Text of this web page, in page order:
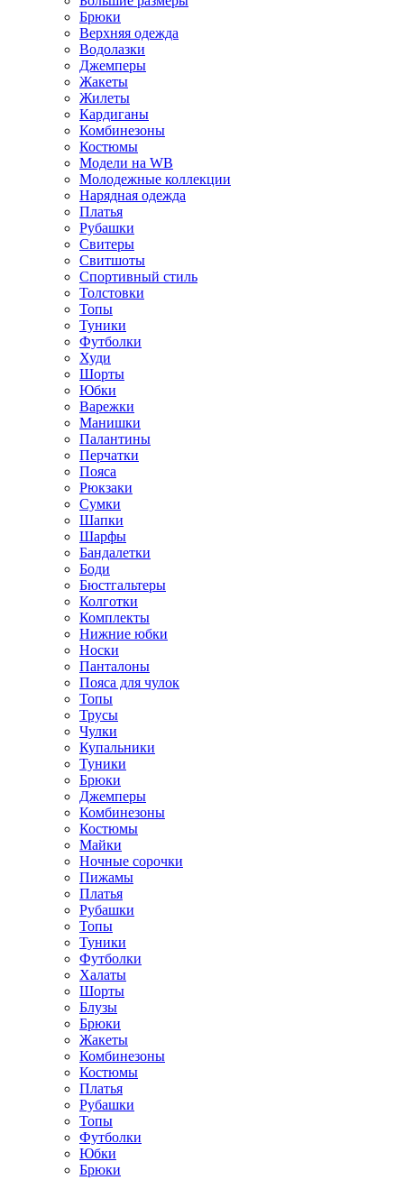
Брюки
Верхняя одежда
Водолазки
Джемперы
Жакеты
Жилеты
Кардиганы
Комбинезоны
Костюмы
Модели на WB
Молодежные коллекции
Нарядная одежда
Платья
Рубашки
Свитеры
Свитшоты
Спортивный стиль
Толстовки
Топы
Туники
Футболки
Худи
Шорты
Юбки
Варежки
Манишки
Палантины
Перчатки
Пояса
Рюкзаки
Сумки
Шапки
Шарфы
Бандалетки
Боди
Бюстгальтеры
Колготки
Комплекты
Нижние юбки
Носки
Панталоны
Поясa для чулок
Топы
Трусы
Чулки
Купальники
Туники
Брюки
Джемперы
Комбинезоны
Костюмы
Майки
Ночные сорочки
Пижамы
Платья
Рубашки
Топы
Туники
Футболки
Халаты
Шорты
Блузы
Брюки
Жакеты
Комбинезоны
Костюмы
Платья
Рубашки
Топы
Футболки
Юбки
Брюки